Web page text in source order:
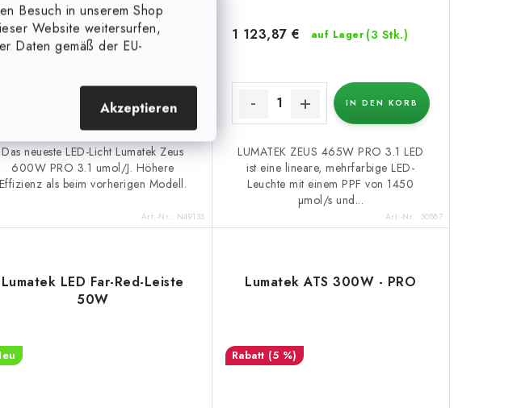
Besuch in unserem Shop
Website weitersurfen,
Daten gemäß der EU-
Akzeptieren
auf Lager (2-5 Tage)
(8 Stk.)
380 €
IN DEN KORB
Das neueste LED-Licht Lumatek Zeus
600W PRO 3.1 umol/J. Höhere
Effizienz als beim vorherigen Modell.
Art.-Nr.: N49135
auf Lager (3 Stk.)
1 123,87 €
IN DEN KORB
LUMATEK ZEUS 465W PRO 3.1 LED
ist eine lineare, mehrfarbige LED-
Leuchte mit einem PPF von 1450
µmol/s und...
Art.-Nr.: 50887
Lumatek LED Far-Red-Leiste
50W
Lumatek ATS 300W - PRO
(5 %)